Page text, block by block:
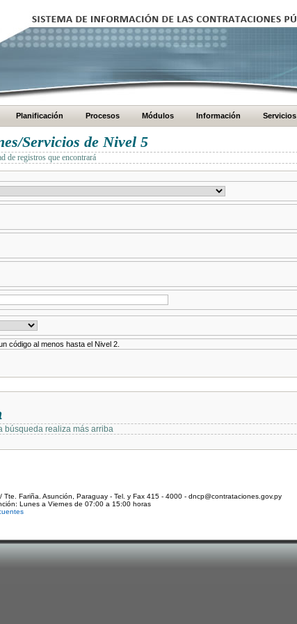
Planificación Procesos Módulos Información Servicios
Servicios de Nivel 5
de registros que encontrará
código al menos hasta el Nivel 2.
búsqueda realiza más arriba
Tte. Fariña. Asunción, Paraguay - Tel. y Fax 415 - 4000 - dncp@contrataciones.gov.py
Lunes a Viernes de 07:00 a 15:00 horas